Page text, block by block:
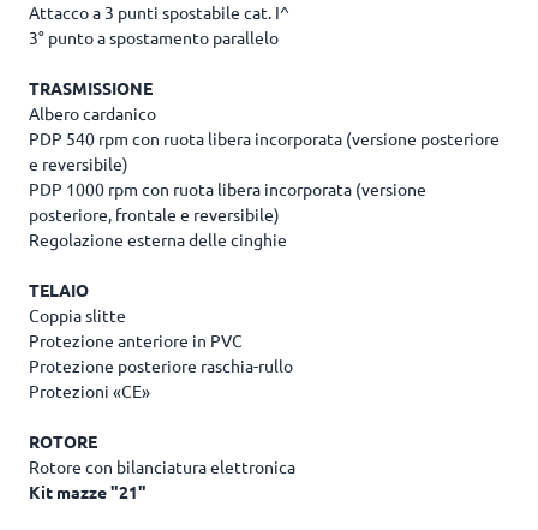
Attacco a 3 punti spostabile cat. I^
3° punto a spostamento parallelo
TRASMISSIONE
Albero cardanico
PDP 540 rpm con ruota libera incorporata (versione posteriore
e reversibile)
PDP 1000 rpm con ruota libera incorporata (versione
posteriore, frontale e reversibile)
Regolazione esterna delle cinghie
TELAIO
Coppia slitte
Protezione anteriore in PVC
Protezione posteriore raschia-rullo
Protezioni «CE»
ROTORE
Rotore con bilanciatura elettronica
Kit mazze "21"